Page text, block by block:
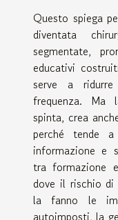
Questo spiega
diventata
segmentate,
educativi
serve a
frequenza. Ma
spinta, crea
perché tende
informazione e
tra formazione
dove il rischio di
la fanno le